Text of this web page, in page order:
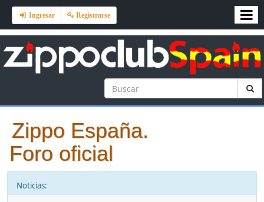
Ingresar Registrarse
Zippo España.
Foro oficial
Noticias: